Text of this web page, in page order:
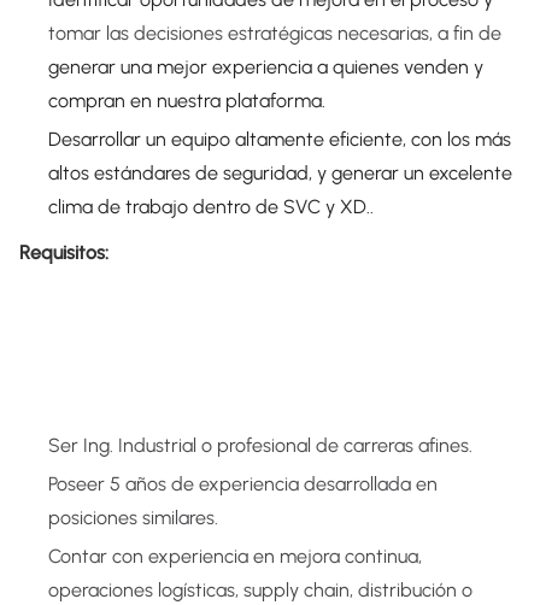
tomar las decisiones estratégicas necesarias, a fin de
generar una mejor experiencia a quienes venden y
compran en nuestra plataforma.
Desarrollar un equipo altamente eficiente, con los más
altos estándares de seguridad, y generar un excelente
clima de trabajo dentro de SVC y XD..
Requisitos:
Ser Ing. Industrial o profesional de carreras afines.
Poseer 5 años de experiencia desarrollada en
posiciones similares.
Contar con experiencia en mejora continua,
operaciones logísticas, supply chain, distribución o